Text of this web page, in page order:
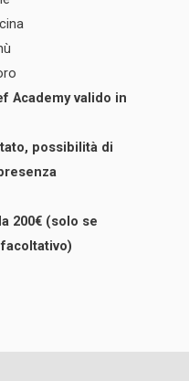
Academy valido in
possibilità di
200€ (solo se